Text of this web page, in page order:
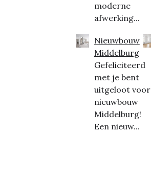
moderne
afwerking...
Nieuwbouw
Middelburg
Gefeliciteerd
met je bent
uitgeloot voor
nieuwbouw
Middelburg!
Een nieuw...